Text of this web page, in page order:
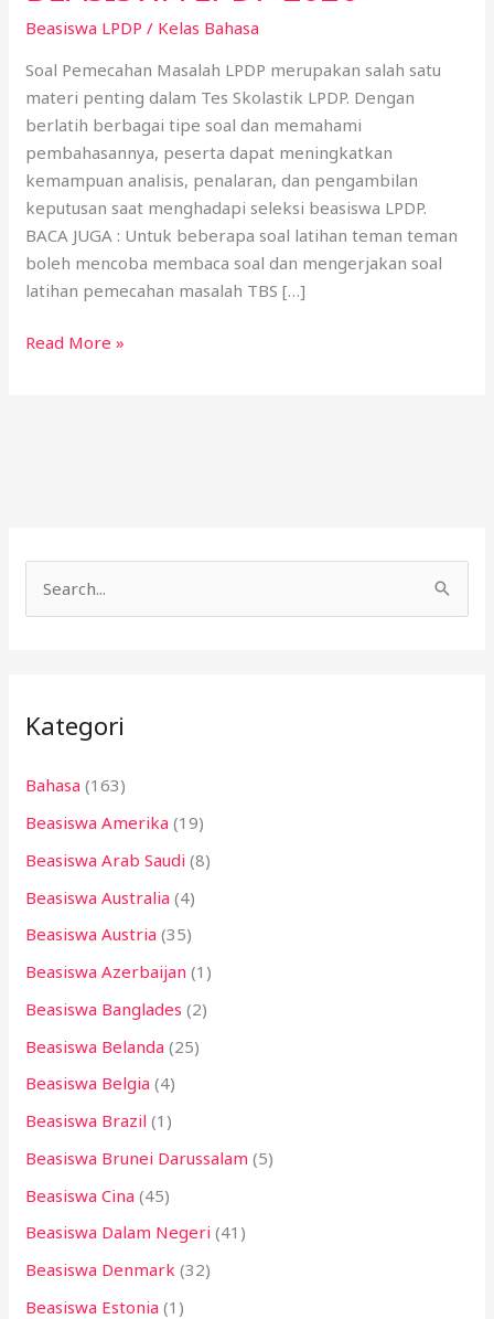
Beasiswa LPDP / Kelas Bahasa
Soal Pemecahan Masalah LPDP merupakan salah satu
materi penting dalam Tes Skolastik LPDP. Dengan
berlatih berbagai tipe soal dan memahami
pembahasannya, peserta dapat meningkatkan
kemampuan analisis, penalaran, dan pengambilan
keputusan saat menghadapi seleksi beasiswa LPDP.
BACA JUGA : Untuk beberapa soal latihan teman teman
boleh mencoba membaca soal dan mengerjakan soal
latihan pemecahan masalah TBS […]
SKOLASTIK
BEASISWA
LPDP
2026
Read More »
u
t
u
k
:
Kategori
Bahasa (163)
Beasiswa Amerika (19)
Beasiswa Arab Saudi (8)
Beasiswa Australia (4)
Beasiswa Austria (35)
Beasiswa Azerbaijan (1)
Beasiswa Banglades (2)
Beasiswa Belanda (25)
Beasiswa Belgia (4)
Beasiswa Brazil (1)
Beasiswa Brunei Darussalam (5)
Beasiswa Cina (45)
Beasiswa Dalam Negeri (41)
Beasiswa Denmark (32)
Beasiswa Estonia (1)